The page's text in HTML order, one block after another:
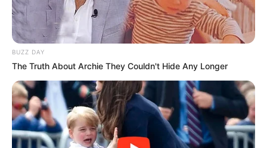
BUZZ DAY
The Truth About Archie They Couldn't Hide Any Longer